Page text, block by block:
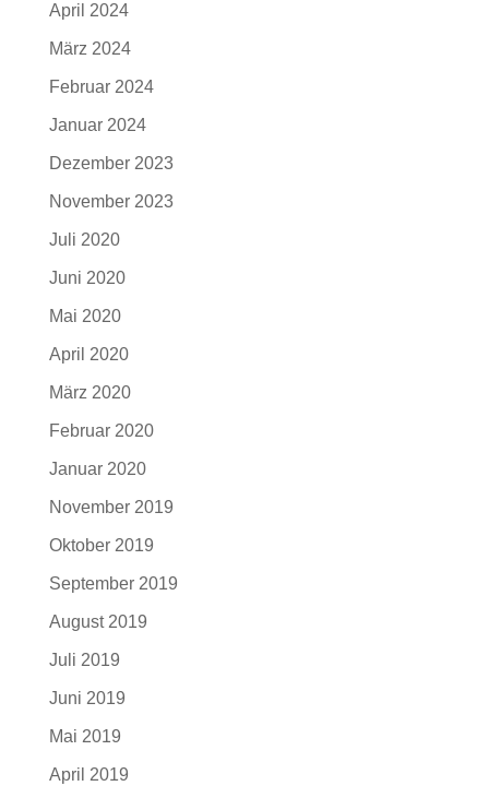
April 2024
März 2024
Februar 2024
Januar 2024
Dezember 2023
November 2023
Juli 2020
Juni 2020
Mai 2020
April 2020
März 2020
Februar 2020
Januar 2020
November 2019
Oktober 2019
September 2019
August 2019
Juli 2019
Juni 2019
Mai 2019
April 2019